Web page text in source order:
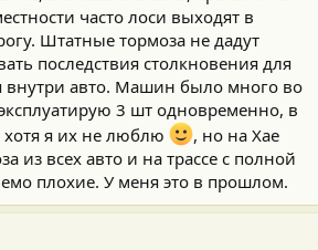
мало (10-12 тыс.км в год), поэтому
с дисками, суппортами и т.п. будет
Если бы мне пришлось решать эти
внимание на то, чтобы новые
похожи на родные (которые сейчас
при вероятности поймать
мере, я бы не ставил суппорты
часто лоси выходят в
Штатные тормоза не дадут
последствия столкновения для
авто. Машин было много во
3 шт одновременно, в
я их не люблю
, но на Хае
из всех авто и на трассе с полной
плохие. У меня это в прошлом.